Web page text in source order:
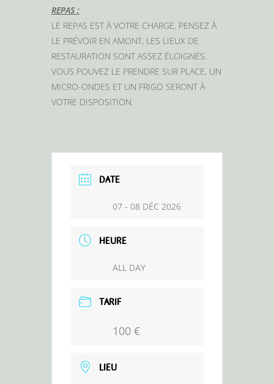
REPAS :
LE REPAS EST À VOTRE CHARGE, PENSEZ À
LE PRÉVOIR EN AMONT, LES LIEUX DE
RESTAURATION SONT ASSEZ ÉLOIGNÉS.
VOUS POUVEZ LE PRENDRE SUR PLACE, UN
MICRO-ONDES ET UN FRIGO SERONT À
VOTRE DISPOSITION.
DATE
07 - 08 DÉC 2026
HEURE
ALL DAY
TARIF
100 €
LIEU